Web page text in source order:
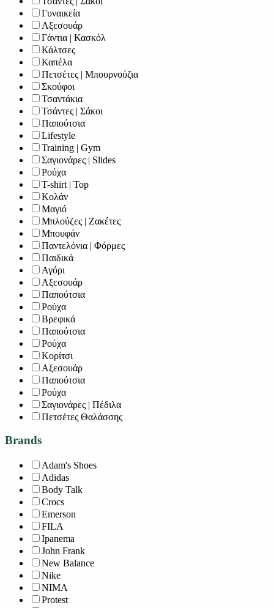
Γυναικεία
Αξεσουάρ
Γάντια | Κασκόλ
Κάλτσες
Καπέλα
Πετσέτες | Μπουρνούζια
Σκούφοι
Τσαντάκια
Τσάντες | Σάκοι
Παπούτσια
Lifestyle
Training | Gym
Σαγιονάρες | Slides
Ρούχα
T-shirt | Top
Κολάν
Μαγιό
Μπλούζες | Ζακέτες
Μπουφάν
Παντελόνια | Φόρμες
Παιδικά
Αγόρι
Αξεσουάρ
Παπούτσια
Ρούχα
Βρεφικά
Παπούτσια
Ρούχα
Κορίτσι
Αξεσουάρ
Παπούτσια
Ρούχα
Σαγιονάρες | Πέδιλα
Πετσέτες Θαλάσσης
Brands
Adam's Shoes
Adidas
Body Talk
Crocs
Emerson
FILA
Ipanema
John Frank
New Balance
Nike
NIMA
Protest